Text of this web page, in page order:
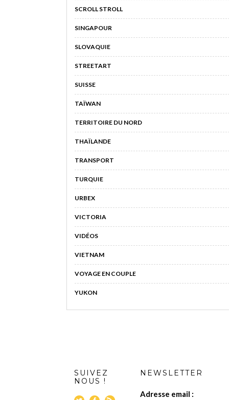
SCROLL STROLL
SINGAPOUR
SLOVAQUIE
STREETART
SUISSE
TAÏWAN
TERRITOIRE DU NORD
THAÏLANDE
TRANSPORT
TURQUIE
URBEX
VICTORIA
VIDÉOS
VIETNAM
VOYAGE EN COUPLE
YUKON
SUIVEZ
NOUS !
NEWSLETTER
Adresse email :